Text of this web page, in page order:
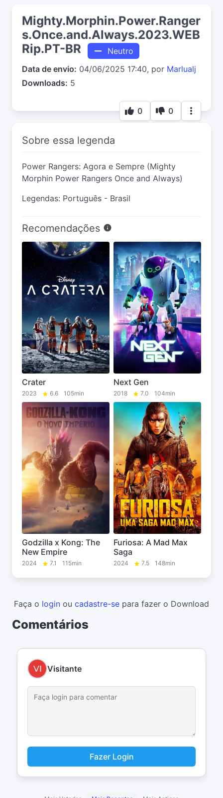
Mighty.Morphin.Power.Ranger
s.Once.and.Always.2023.WEB
Rip.PT-BR
Neutro
Data de envio: 04/06/2025 17:40, por Marlualj
Downloads: 5
0 0
Sobre essa legenda
Power Rangers: Agora e Sempre (Mighty
Morphin Power Rangers Once and Always)
Legendas: Português - Brasil
Recomendações
Crater
2023 6.6 105min
Next Gen
2018 7.0 104min
Godzilla x Kong: The
New Empire
2024 7.1 115min
Furiosa: A Mad Max
Saga
2024 7.5 148min
Faça o login ou cadastre-se para fazer o Download
Comentários
Visitante
Fazer Login